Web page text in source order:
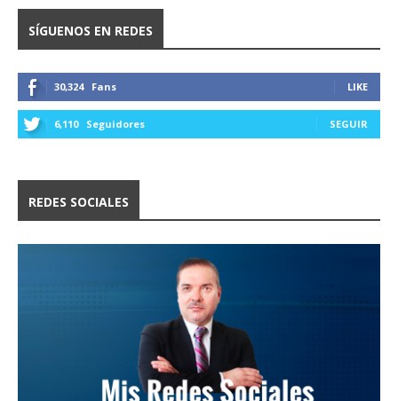
SÍGUENOS EN REDES
30,324 Fans LIKE
6,110 Seguidores SEGUIR
REDES SOCIALES